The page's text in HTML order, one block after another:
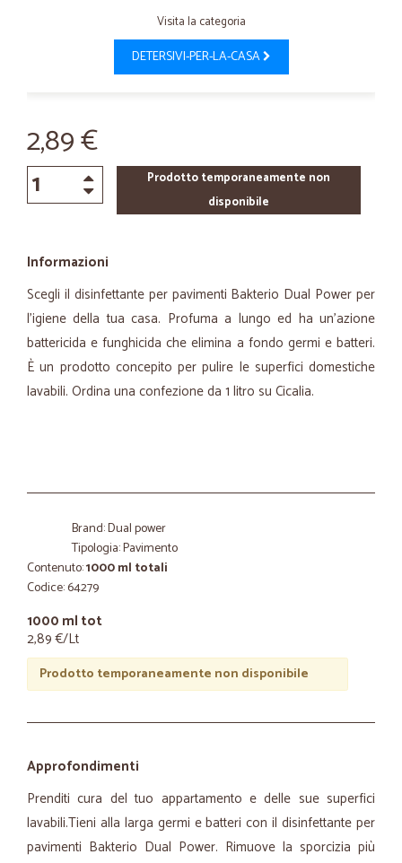
Visita la categoria
DETERSIVI-PER-LA-CASA
2,89 €
Prodotto temporaneamente non
disponibile
Informazioni
Scegli il disinfettante per pavimenti Bakterio Dual Power per
l'igiene della tua casa. Profuma a lungo ed ha un'azione
battericida e funghicida che elimina a fondo germi e batteri.
È un prodotto concepito per pulire le superfici domestiche
lavabili. Ordina una confezione da 1 litro su Cicalia.
Brand: Dual power
Tipologia: Pavimento
Contenuto:1000 ml totali
Codice: 64279
1000 ml tot
2,89 €/Lt
Prodotto temporaneamente non disponibile
Approfondimenti
Prenditi cura del tuo appartamento e delle sue superfici
lavabili.Tieni alla larga germi e batteri con il disinfettante per
pavimenti Bakterio Dual Power. Rimuove la sporcizia più